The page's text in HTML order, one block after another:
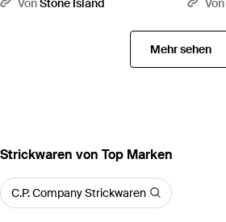
VonStone Island
Von
Mehr sehen
Strickwaren von Top Marken
C.P. Company Strickwaren